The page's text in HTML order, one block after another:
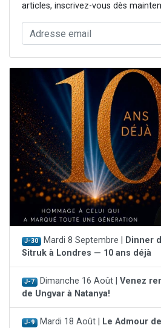
articles, inscrivez-vous dès
J-30 Mardi 8 Septembre |
Dinner
Sitruk à Londres — 10 ans déjà
J-7 Dimanche 16 Août | Venez
de Ungvar à Natanya!
J-9 Mardi 18 Août |
Le Admour